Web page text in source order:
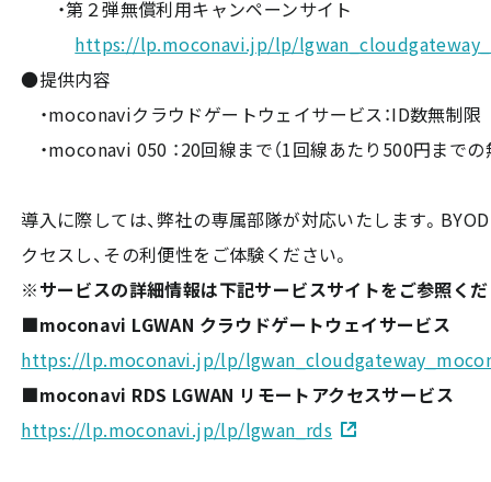
・第２弾無償利用キャンペーンサイト
https://lp.moconavi.jp/lp/
●提供内容
・moconaviクラウドゲートウェイサービス：ID数無制限
・moconavi 050 ：20回線まで（1回線あたり500円までの
導入に際しては、弊社の専属部隊が対応いたします。
クセスし、その利便性をご体験ください。
※サービスの詳細情報は下記サービスサイトをご参照くだ
■moconavi LGWAN クラウドゲートウェイサービス
https://lp.moconavi.jp/lp/
■moconavi RDS LGWAN リモートアクセスサービス
https://lp.moconavi.jp/lp/lgwan_rds